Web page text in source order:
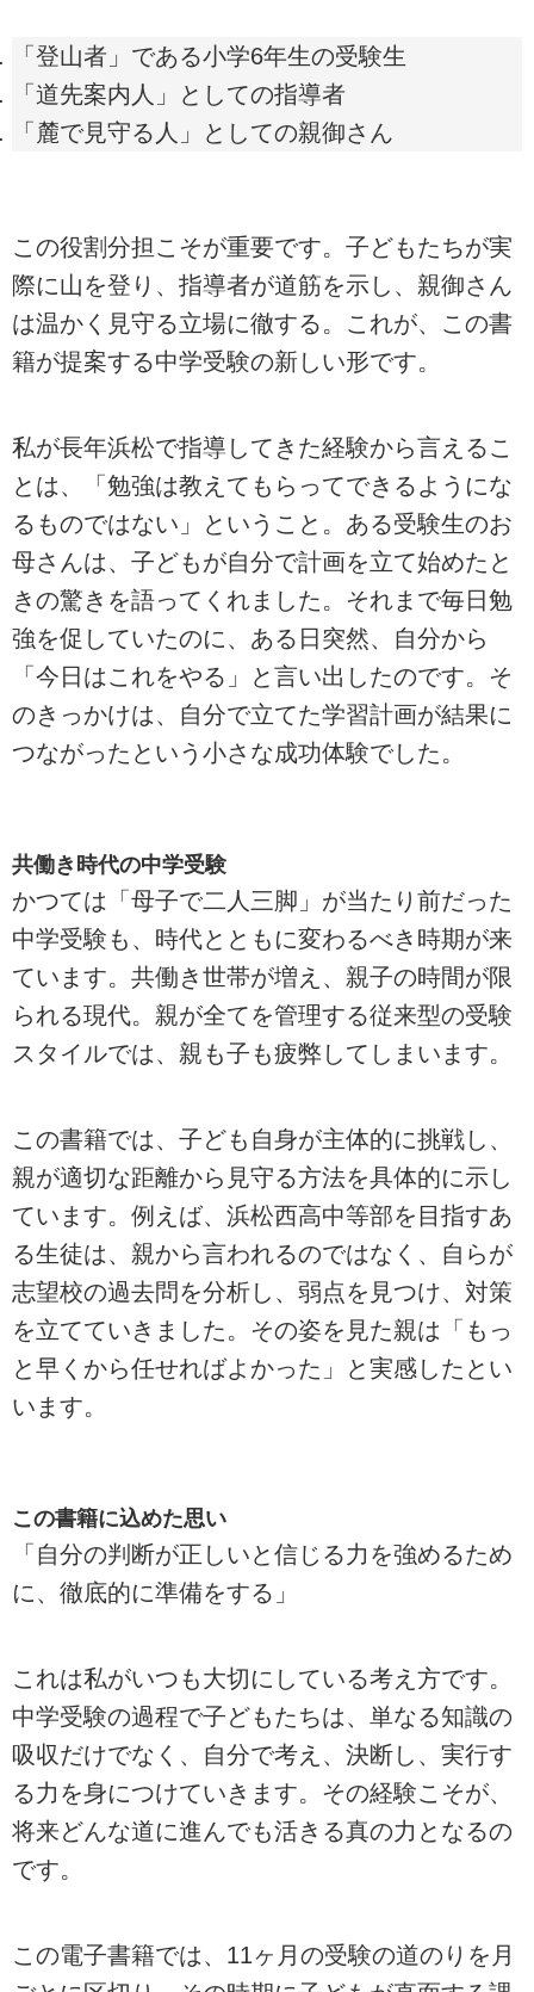
「登山者」である小学6年生の受験生
「道先案内人」としての指導者
「麓で見守る人」としての親御さん
この役割分担こそが重要です。子どもたちが実
際に山を登り、指導者が道筋を示し、親御さん
は温かく見守る立場に徹する。これが、この書
籍が提案する中学受験の新しい形です。
私が長年浜松で指導してきた経験から言えるこ
とは、「勉強は教えてもらってできるようにな
るものではない」ということ。ある受験生のお
母さんは、子どもが自分で計画を立て始めたと
きの驚きを語ってくれました。それまで毎日勉
強を促していたのに、ある日突然、自分から
「今日はこれをやる」と言い出したのです。そ
のきっかけは、自分で立てた学習計画が結果に
つながったという小さな成功体験でした。
共働き時代の中学受験
かつては「母子で二人三脚」が当たり前だった
中学受験も、時代とともに変わるべき時期が来
ています。共働き世帯が増え、親子の時間が限
られる現代。親が全てを管理する従来型の受験
スタイルでは、親も子も疲弊してしまいます。
この書籍では、子ども自身が主体的に挑戦し、
親が適切な距離から見守る方法を具体的に示し
ています。例えば、浜松西高中等部を目指すあ
る生徒は、親から言われるのではなく、自らが
志望校の過去問を分析し、弱点を見つけ、対策
を立てていきました。その姿を見た親は「もっ
と早くから任せればよかった」と実感したとい
います。
この書籍に込めた思い
「自分の判断が正しいと信じる力を強めるため
に、徹底的に準備をする」
これは私がいつも大切にしている考え方です。
中学受験の過程で子どもたちは、単なる知識の
吸収だけでなく、自分で考え、決断し、実行す
る力を身につけていきます。その経験こそが、
将来どんな道に進んでも活きる真の力となるの
です。
この電子書籍では、11ヶ月の受験の道のりを月